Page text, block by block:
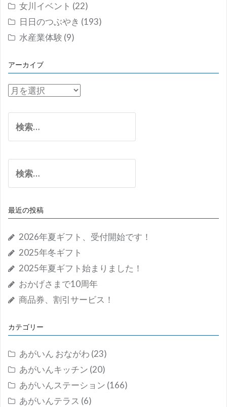
女川イベント (22)
日日のつぶやき (193)
水産業体験 (9)
アーカイブ
ア
イ
ブ
索:
索:
最近の投稿
2026年夏ギフト、受付開始です！
2025年冬ギフト
2025年夏ギフト始まりました！
おかげさまで10周年
商品券、割引サービス！
カテゴリー
あがいん おながわ (23)
あがいんキッチン (20)
あがいんステーション (166)
あがいんテラス (6)